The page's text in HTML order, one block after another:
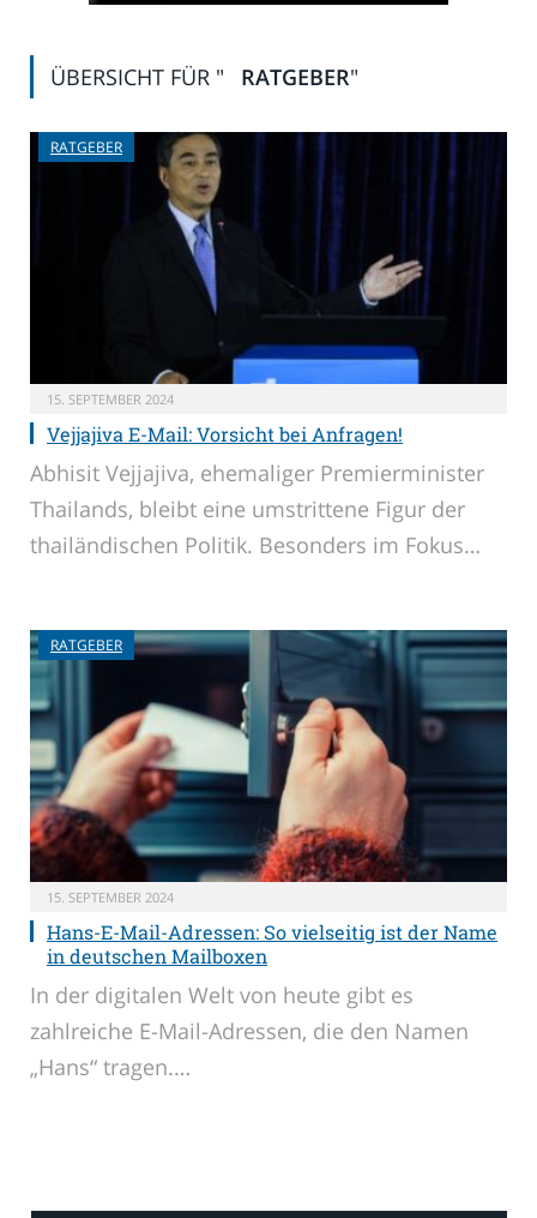
ÜBERSICHT FÜR " RATGEBER"
RATGEBER
15. SEPTEMBER 2024
Vejjajiva E-Mail: Vorsicht bei Anfragen!
Abhisit Vejjajiva, ehemaliger Premierminister
Thailands, bleibt eine umstrittene Figur der
thailändischen Politik. Besonders im Fokus…
RATGEBER
15. SEPTEMBER 2024
Hans-E-Mail-Adressen: So vielseitig ist der Name
in deutschen Mailboxen
In der digitalen Welt von heute gibt es
zahlreiche E-Mail-Adressen, die den Namen
„Hans“ tragen.…